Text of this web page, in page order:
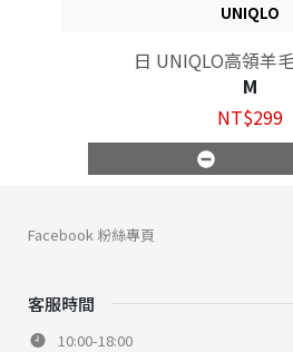
UNIQLO
日 UNIQLO高領羊
M
NT$299
客服時間
10:00-18:00
Facebook 粉絲專頁